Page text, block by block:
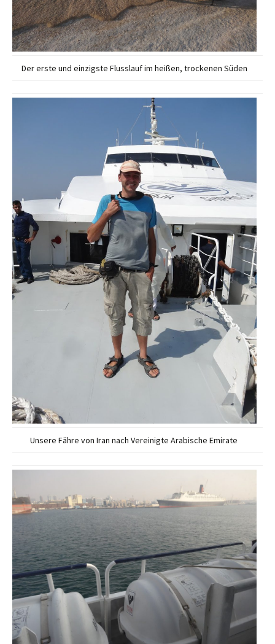
Der erste und einzigste Flusslauf im heißen, trockenen Süden
Unsere Fähre von Iran nach Vereinigte Arabische Emirate